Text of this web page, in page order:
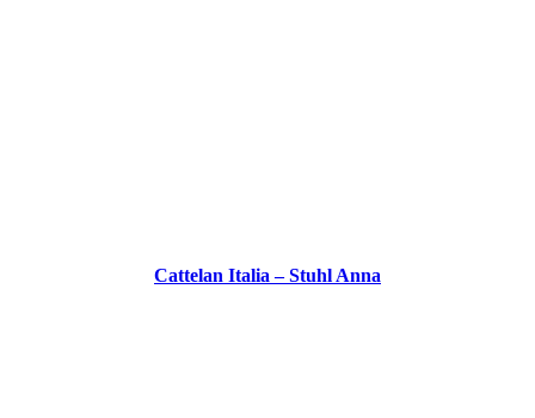
Cattelan Italia – Stuhl Anna